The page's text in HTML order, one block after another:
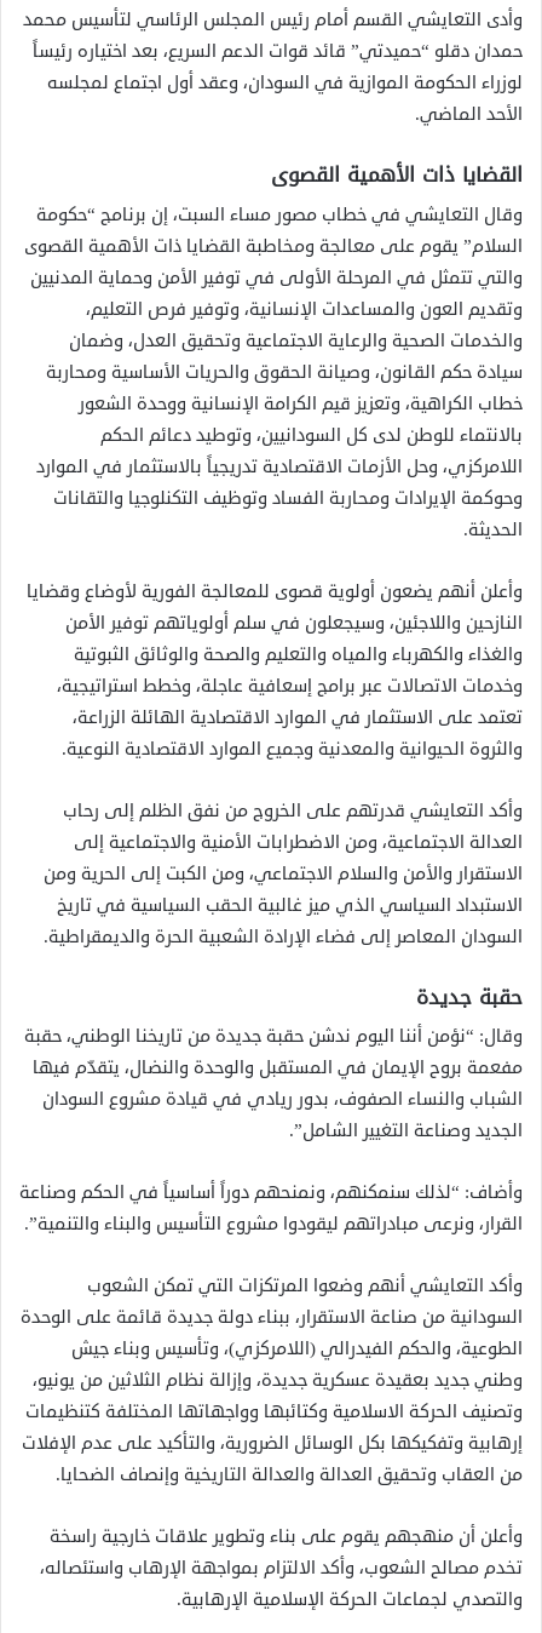
وأدى التعايشي القسم أمام رئيس المجلس الرئاسي لتأسيس محمد
حمدان دقلو “حميدتي” قائد قوات الدعم السريع، بعد اختياره رئيساً
لوزراء الحكومة الموازية في السودان، وعقد أول اجتماع لمجلسه
الأحد الماضي.
القضايا ذات الأهمية القصوى
وقال التعايشي في خطاب مصور مساء السبت، إن برنامج “حكومة
السلام” يقوم على معالجة ومخاطبة القضايا ذات الأهمية القصوى
والتي تتمثل في المرحلة الأولى في توفير الأمن وحماية المدنيين
وتقديم العون والمساعدات الإنسانية، وتوفير فرص التعليم،
والخدمات الصحية والرعاية الاجتماعية وتحقيق العدل، وضمان
سيادة حكم القانون، وصيانة الحقوق والحريات الأساسية ومحاربة
خطاب الكراهية، وتعزيز قيم الكرامة الإنسانية ووحدة الشعور
بالانتماء للوطن لدى كل السودانيين، وتوطيد دعائم الحكم
اللامركزي، وحل الأزمات الاقتصادية تدريجياً بالاستثمار في الموارد
وحوكمة الإيرادات ومحاربة الفساد وتوظيف التكنلوجيا والتقانات
الحديثة.
وأعلن أنهم يضعون أولوية قصوى للمعالجة الفورية لأوضاع وقضايا
النازحين واللاجئين، وسيجعلون في سلم أولوياتهم توفير الأمن
والغذاء والكهرباء والمياه والتعليم والصحة والوثائق الثبوتية
وخدمات الاتصالات عبر برامج إسعافية عاجلة، وخطط استراتيجية،
تعتمد على الاستثمار في الموارد الاقتصادية الهائلة الزراعة،
والثروة الحيوانية والمعدنية وجميع الموارد الاقتصادية النوعية.
وأكد التعايشي قدرتهم على الخروج من نفق الظلم إلى رحاب
العدالة الاجتماعية، ومن الاضطرابات الأمنية والاجتماعية إلى
الاستقرار والأمن والسلام الاجتماعي، ومن الكبت إلى الحرية ومن
الاستبداد السياسي الذي ميز غالبية الحقب السياسية في تاريخ
السودان المعاصر إلى فضاء الإرادة الشعبية الحرة والديمقراطية.
حقبة جديدة
وقال: “نؤمن أننا اليوم ندشن حقبة جديدة من تاريخنا الوطني، حقبة
مفعمة بروح الإيمان في المستقبل والوحدة والنضال، يتقدّم فيها
الشباب والنساء الصفوف، بدور ريادي في قيادة مشروع السودان
الجديد وصناعة التغيير الشامل”.
وأضاف: “لذلك سنمكنهم، ونمنحهم دوراً أساسياً في الحكم وصناعة
القرار، ونرعى مبادراتهم ليقودوا مشروع التأسيس والبناء والتنمية”.
وأكد التعايشي أنهم وضعوا المرتكزات التي تمكن الشعوب
السودانية من صناعة الاستقرار، ببناء دولة جديدة قائمة على الوحدة
الطوعية، والحكم الفيدرالي (اللامركزي)، وتأسيس وبناء جيش
وطني جديد بعقيدة عسكرية جديدة، وإزالة نظام الثلاثين من يونيو،
وتصنيف الحركة الاسلامية وكتائبها وواجهاتها المختلفة كتنظيمات
إرهابية وتفكيكها بكل الوسائل الضرورية، والتأكيد على عدم الإفلات
من العقاب وتحقيق العدالة والعدالة التاريخية وإنصاف الضحايا.
وأعلن أن منهجهم يقوم على بناء وتطوير علاقات خارجية راسخة
تخدم مصالح الشعوب، وأكد الالتزام بمواجهة الإرهاب واستئصاله،
والتصدي لجماعات الحركة الإسلامية الإرهابية.